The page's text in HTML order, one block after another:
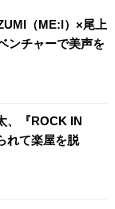
（ME:I）×尾上
ンチャーで美声を
、『ROCK IN
れて楽屋を脱